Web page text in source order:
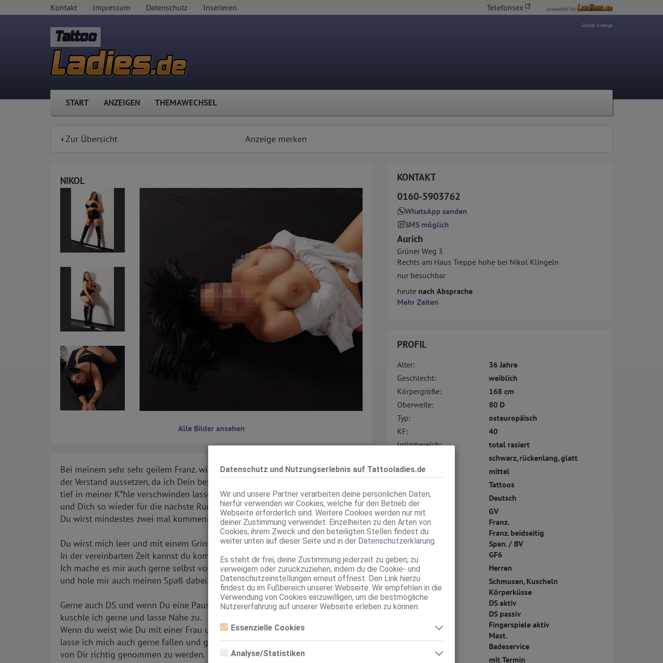
Datenschutz und Nutzungserlebnis auf Tattooladies.de
Wir und unsere Partner verarbeiten deine persönlichen Daten,
hierfür verwenden wir Cookies, welche für den Betrieb der
Webseite erforderlich sind. Weitere Cookies werden nur mit
deiner Zustimmung verwendet. Einzelheiten zu den Arten von
Cookies, ihrem Zweck und den beteiligten Stellen findest du
weiter unten auf dieser Seite und in der Datenschutzerklärung.
Es steht dir frei, deine Zustimmung jederzeit zu geben, zu
verweigern oder zurückzuziehen, indem du die Cookie- und
Datenschutzeinstellungen erneut öffnest. Den Link hierzu
findest du im Fußbereich unserer Webseite. Wir empfehlen in die
Verwendung von Cookies einzuwilligen, um die bestmögliche
Nutzererfahrung auf unserer Webseite erleben zu können.
Essenzielle Cookies
Essenzielle Cookies sind alle notwendigen Cookies, die für den Betrieb
werden. Die Webseite kann ohne diese Cookies nicht richtig
Analyse/Statistiken
Kontakt Impressum Datenschutz Inserieren Telefonsex
Tattoo
SolAds Anzeige
START ANZEIGEN THEMAWECHSEL
Zur Übersicht Anzeige merken
NIKOL
Alle Bilder ansehen
Bei meinem sehr sehr geilem Franz. wird Dir
der Verstand aussetzen, da ich Dein bestes St*ck
tief in meiner K*hle verschwinden lasse
und Dich so wieder für die nächste Runde aufbauen werde.
Du wirst mindestes zwei mal kommen!
Du wirst mich leer und mit einem Grinsen verlassen.
In der vereinbarten Zeit kannst du kommen so oft du willst.
Ich mache es mir auch gerne selbst vor Dir
und hole mir auch meinen Spaß dabei.
Gerne auch DS und wenn Du eine Pause brauchst
kuschle ich gerne und lasse Nähe zu.
Wenn du weist wie Du mit einer Frau umzugehen hast,
lasse ich mich auch gerne fallen und genieße es
von Dir richtig genommen zu werden.
KONTAKT
0160-5903762
WhatsApp senden
SMS möglich
Aurich
Grüner Weg 3
Rechts am Haus Treppe hohe bei Nikol Klingeln
nur besuchbar
heute nach Absprache
Mehr Zeiten
PROFIL
Alter:
36 Jahre
Geschlecht:
weiblich
Körpergröße:
168 cm
Oberweite:
80 D
Typ:
osteuropäisch
KF:
40
Intimbereich:
total rasiert
schwarz, rückenlang, glatt
Haut:
mittel
Tattoos
Sprachen:
Deutsch
Verkehr:
GV
Franz.
Franz. beidseitig
Span. / BV
GF6
Service für:
Herren
Service:
Schmusen, Kuscheln
Körperküsse
DS aktiv
DS passiv
Fingerspiele aktiv
Mast.
Badeservice
mit Termin